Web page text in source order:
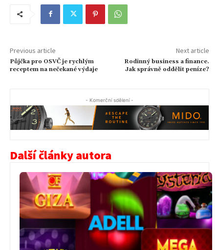
Previous article
Půjčka pro OSVČ je rychlým
receptem na nečekané výdaje
Next article
Rodinný business a finance.
Jak správně oddělit peníze?
- Komerční sdělení -
Další články autora